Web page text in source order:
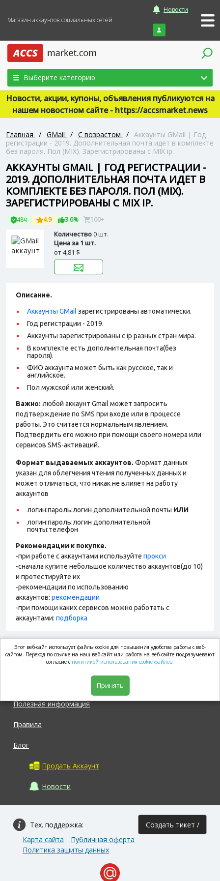
Магазин аккаунтов социальных сетей
Новости
Войти
Выберите категорию
Новости, акции, купоны, объявления публикуются на
нашем новостном сайте - https://accsmarket.news
Главная / GMail / С возрастом / Аккаунты GMail | Год
регистрации - 2019. Дополнительная почта идет в комплекте
без пароля. Пол (MIX). Зарегистрированы с MIX ip.
АККАУНТЫ GMAIL | ГОД РЕГИСТРАЦИИ -
2019. ДОПОЛНИТЕЛЬНАЯ ПОЧТА ИДЕТ В
КОМПЛЕКТЕ БЕЗ ПАРОЛЯ. ПОЛ (MIX).
ЗАРЕГИСТРИРОВАНЫ С MIX IP.
48ч 4.9 3.6% 100+
Количество0 шт.
Цена за 1 шт.
от4,81 $
Описание.
Аккаунты GMail зарегистрированы автоматически.
Год регистрации - 2019.
Аккаунты зарегистрированы с ip разных стран мира.
В комплекте есть дополнительная почта(без
пароля).
ФИО аккаунта может быть как русское, так и
английское.
Пол мужской или женский.
Важно: любой аккаунт Gmail может запросить
подтверждение по SMS при входе или в процессе
работы. Это считается нормальным явлением.
Подтвердить его можно при помощи своего номера или
сервисов SMS-активаций.
Формат выдаваемых аккаунтов. Формат данных
указан для облегчения чтения полученных данных и
может отличаться, что никак не влияет на работу
аккаунтов
логин:пароль:логин дополнительной почты ИЛИ
логин:пароль:логин дополнительной
почты:телефон
Рекомендации к покупке.
-при работе с аккаунтами используйте прокси
-сначала купите небольшое количество аккаунтов(до 10)
и протестируйте их
-рекомендации по использованию
аккаунтов: рекомендации
-при помощи каких сервисов можно работать с
аккаунтами: подборка
market.com
Полезная информация
Правила
Блог
Продать Аккаунт
Новости
Тех. поддержка: Создать тикет /
Карта сайта
Публичная оферта
Политика защиты данных
Этот веб-сайт использует файлы cookie для повышения удобства работы с веб-
сайтом. Переход по ссылке на наш веб-сайт или работа на веб-сайте подразумевают
согласие с политикой использования cookie файлов.
Принять